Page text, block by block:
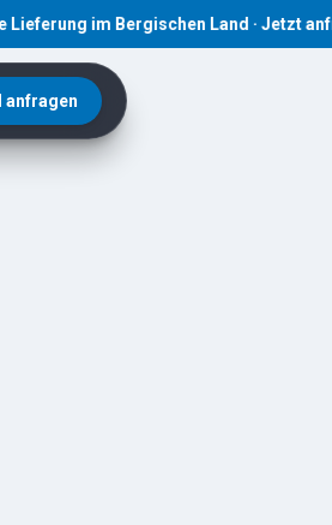
im Bergischen Land · Jetzt anfragen! ·
anfragen